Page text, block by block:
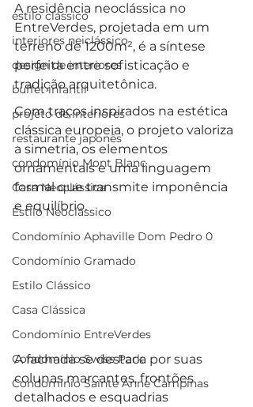
estilo clássico
interiores neiclássico
design de interiores
buffet infantil
projeto de interiores
restaurante japonês
condomínio Mont Blanc
Casa Neoclássica
Estilo Neoclássico
Condomínio Aphaville Dom Pedro 0
Condomínio Gramado
Estilo Clássico
Casa Clássica
Condomínio EntreVerdes
Condomínio Swiss Park
Condomínio Sainte Anne Campinas
A residência neoclássica no
EntreVerdes, projetada em um
terreno de 1200m², é a síntese
perfeita entre sofisticação e
tradição arquitetônica.
Com traços inspirados na estética
clássica europeia, o projeto valoriza
a simetria, os elementos
ornamentais e uma linguagem
formal que transmite imponência
e equilíbrio.
A fachada se destaca por suas
colunas marcantes, frontões
detalhados e esquadrias